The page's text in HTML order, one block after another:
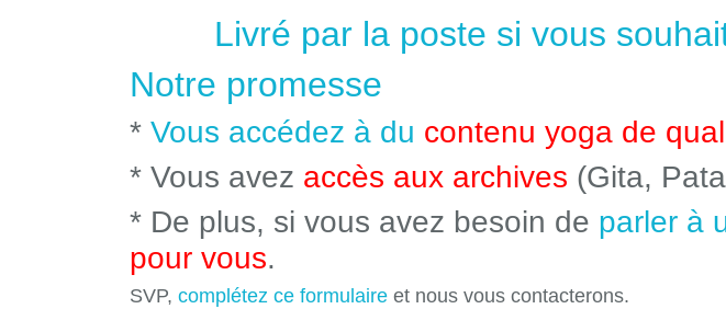
Livré par la poste si vous
Notre promesse
* Vous accédez à du contenu yoga de
* Vous avez accès aux archives (Gita,
* De plus, si vous avez besoin de parler à
pour vous.
SVP, complétez ce formulaire et nous vous contacterons.